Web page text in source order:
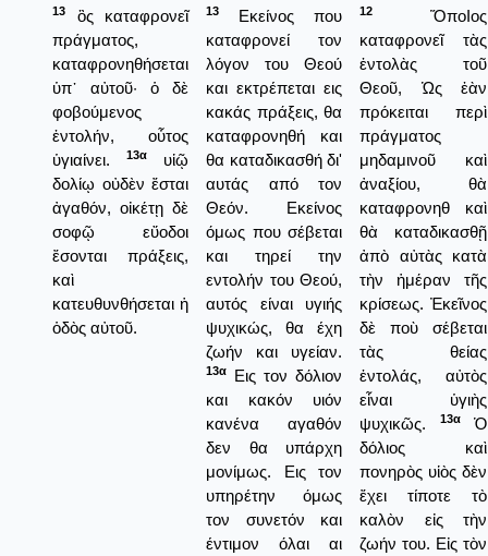
13
ὃς καταφρονεῖ
πράγματος,
καταφρονηθήσεται
ὑπ᾿ αὐτοῦ· ὁ δὲ
φοβούμενος
ἐντολήν, οὗτος
ὑγιαίνει.
13α
υἱῷ
δολίῳ οὐδὲν ἔσται
ἀγαθόν, οἰκέτῃ δὲ
σοφῷ εὔοδοι
ἔσονται πράξεις,
καὶ
κατευθυνθήσεται ἡ
ὁδὸς αὐτοῦ.
13
Εκείνος που
καταφρονεί τον
λόγον του Θεού
και εκτρέπεται εις
κακάς πράξεις, θα
καταφρονηθή και
θα καταδικασθή δι'
αυτάς από τον
Θεόν. Εκείνος
όμως που σέβεται
και τηρεί την
εντολήν του Θεού,
αυτός είναι υγιής
ψυχικώς, θα έχη
ζωήν και υγείαν.
13α
Εις τον δόλιον
και κακόν υιόν
κανένα αγαθόν
δεν θα υπάρχη
μονίμως. Εις τον
υπηρέτην όμως
τον συνετόν και
έντιμον όλαι αι
12
ὍποΙος
καταφρονεῖ τὰς
ἐντολὰς τοῦ
Θεοῦ, Ὡς ἐὰν
πρόκειται περὶ
πράγματος
μηδαμινοῦ καὶ
ἀναξίου, θὰ
καταφρονηθ καὶ
θὰ καταδικασθῇ
ἀπὸ αὐτὰς κατὰ
τὴν ἡμέραν τῆς
κρίσεως. Ἐκεῖνος
δὲ ποὺ σέβεται
τὰς θείας
ἐντολάς, αὐτὸς
εἶναι ὑγιὴς
ψυχικῶς.
13αὉ
δόλιος καὶ
πονηρὸς υἱὸς δὲν
ἔχει τίποτε τὸ
καλὸν εἰς τὴν
ζωήν του. Εἰς τὸν